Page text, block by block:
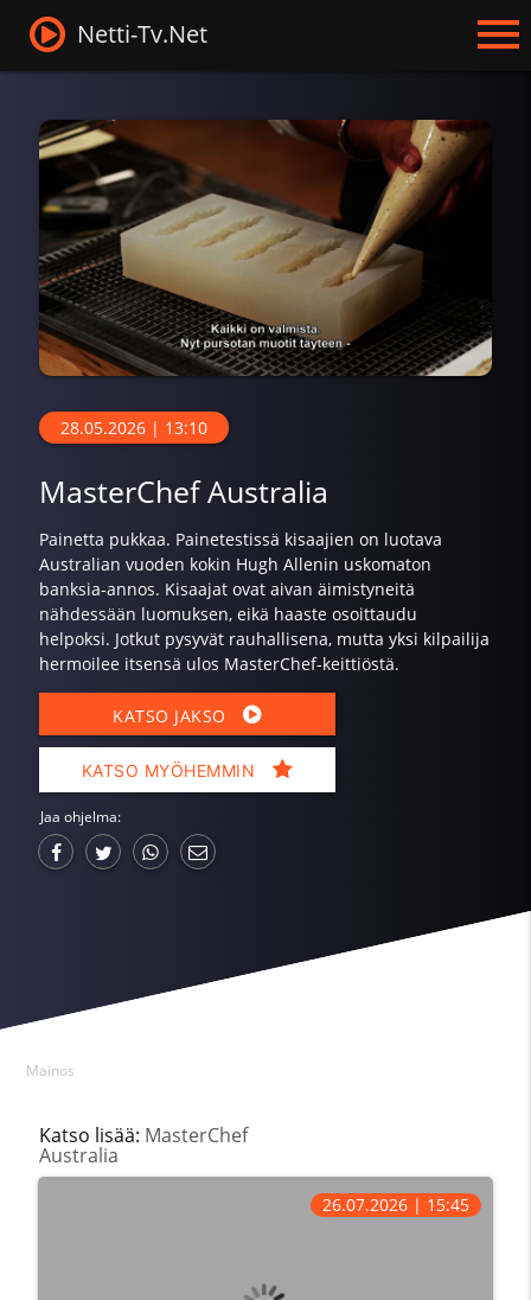
Netti-Tv.Net
28.05.2026 | 13:10
MasterChef Australia
Painetta pukkaa. Painetestissä kisaajien on luotava
Australian vuoden kokin Hugh Allenin uskomaton
banksia-annos. Kisaajat ovat aivan äimistyneitä
nähdessään luomuksen, eikä haaste osoittaudu
helpoksi. Jotkut pysyvät rauhallisena, mutta yksi kilpailija
hermoilee itsensä ulos MasterChef-keittiöstä.
KATSO JAKSO
KATSO MYÖHEMMIN
Jaa ohjelma:
Mainos
Katso lisää: MasterChef
Australia
26.07.2026 | 15:45